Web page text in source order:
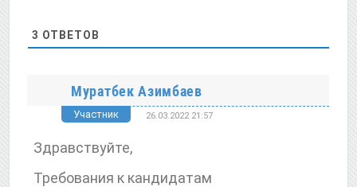
3 ОТВЕТОВ
Муратбек Азимбаев
Участник 26.03.2022 21:57
Здравствуйте,
Требования к кандидатам